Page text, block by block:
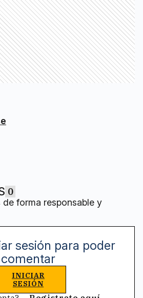
0
forma responsable y
sesión para poder
comentar
INICIAR
SESIÓN